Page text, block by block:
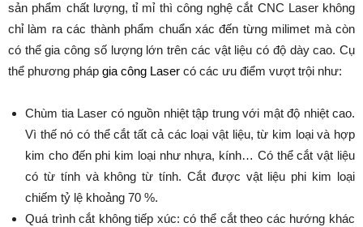
sản phẩm chất lượng, tỉ mỉ thì công nghệ cắt CNC Laser không
chỉ làm ra các thành phẩm chuẩn xác đến từng milimet mà còn
có thể gia công số lượng lớn trên các vật liệu có độ dày cao. Cụ
thể phương pháp gia công Laser có các ưu điểm vượt trội như:
Chùm tia Laser có nguồn nhiệt tập trung với mật độ nhiệt cao.
Vì thế nó có thể cắt tất cả các loại vật liệu, từ kim loại và hợp
kim cho đến phi kim loại như nhựa, kính… Có thể cắt vật liệu
có từ tính và không từ tính. Cắt được vật liệu phi kim loại
chiếm tỷ lệ khoảng 70 %.
Quá trình cắt không tiếp xúc: có thể cắt theo các hướng khác